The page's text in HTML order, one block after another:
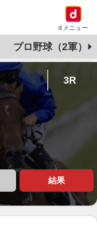
dメニュー
プロ野球（2軍）
3R
結果